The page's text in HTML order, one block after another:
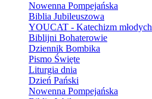
Nowenna Pompejańska
Biblia Jubileuszowa
YOUCAT - Katechizm młodych
Biblijni Bohaterowie
Dziennik Bombika
Pismo Święte
Liturgia dnia
Dzień Pański
Nowenna Pompejańska